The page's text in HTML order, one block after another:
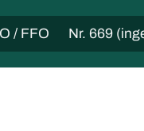
/ FFO Nr. 669